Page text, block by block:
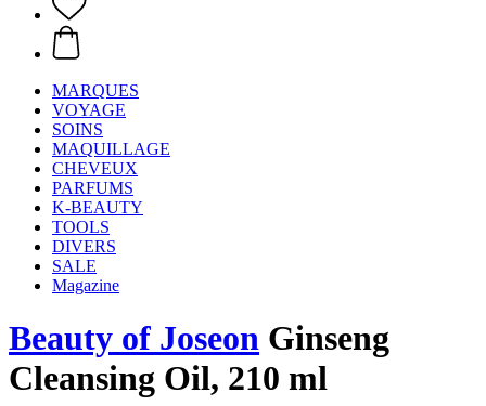
MARQUES
VOYAGE
SOINS
MAQUILLAGE
CHEVEUX
PARFUMS
K-BEAUTY
TOOLS
DIVERS
SALE
Magazine
Beauty of Joseon Ginseng
Cleansing Oil, 210 ml